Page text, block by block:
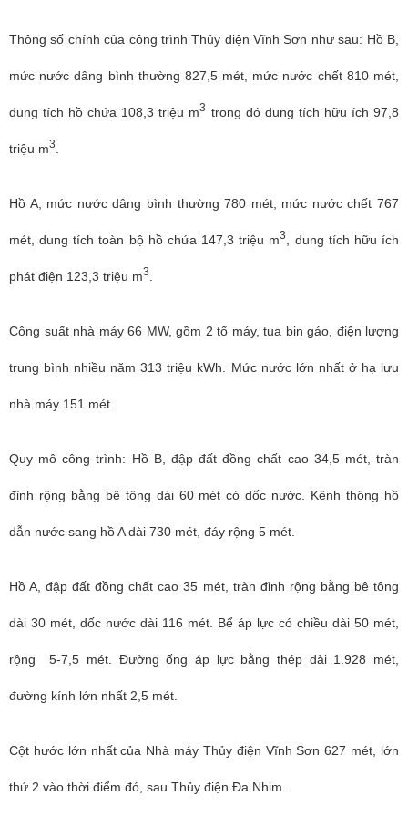
Thông số chính của công trình Thủy điện Vĩnh Sơn như sau: Hồ B,
mức nước dâng bình thường 827,5 mét, mức nước chết 810 mét,
dung tích hồ chứa 108,3 triệu m3 trong đó dung tích hữu ích 97,8
triệu m3
Hồ A, mức nước dâng bình thường 780 mét, mức nước chết 767
mét, dung tích toàn bộ hồ chứa 147,3 triệu m3 , dung tích hữu ích
phát điện 123,3 triệu m3
Công suất nhà máy 66 MW, gồm 2 tổ máy, tua bin gáo, điện lượng
trung bình nhiều năm 313 triệu kWh. Mức nước lớn nhất ở hạ lưu
nhà máy 151 mét.
Quy mô công trình: Hồ B, đập đất đồng chất cao 34,5 mét, tràn
đỉnh rộng bằng bê tông dài 60 mét có dốc nước. Kênh thông hồ
dẫn nước sang hồ A dài 730 mét, đáy rộng 5 mét.
Hồ A, đập đất đồng chất cao 35 mét, tràn đỉnh rộng bằng bê tông
dài 30 mét, dốc nước dài 116 mét. Bể áp lực có chiều dài 50 mét,
rộng 5-7,5 mét. Đường ống áp lực bằng thép dài 1.928 mét,
đường kính lớn nhất 2,5 mét.
Cột hước lớn nhất của Nhà máy Thủy điện Vĩnh Sơn 627 mét, lớn
thứ 2 vào thời điểm đó, sau Thủy điện Đa Nhim.